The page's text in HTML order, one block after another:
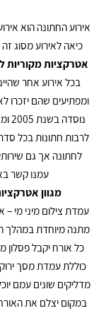
אירוע החתונה הוא
כיאה לאירוע מסוג
אטרקציות מקוריות
ומפתיעים שהם יזכרו
לרבות חתונות בכל
לחתונה אך גם
עמנו קשר
מגוון
עמדת צילום מיני מי
מתנה מיוחדת במהלך
כל אורח יקבל
מדליקים שונים עמם
במקום יצלם את